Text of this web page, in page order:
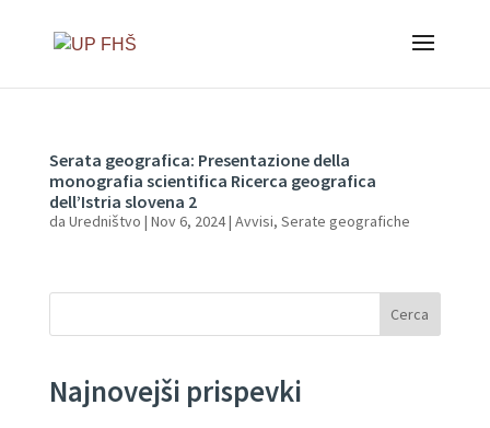
Serata geografica: Presentazione della
monografia scientifica Ricerca geografica
dell’Istria slovena 2
da Uredništvo | Nov 6, 2024| Avvisi, Serate geografiche
Cerca
Najnovejši prispevki